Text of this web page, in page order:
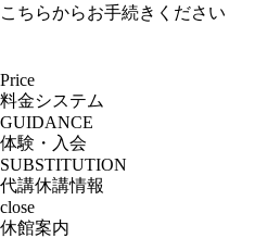
こちらからお手続きください
Price
料金システム
GUIDANCE
体験・入会
SUBSTITUTION
代講休講情報
close
休館案内